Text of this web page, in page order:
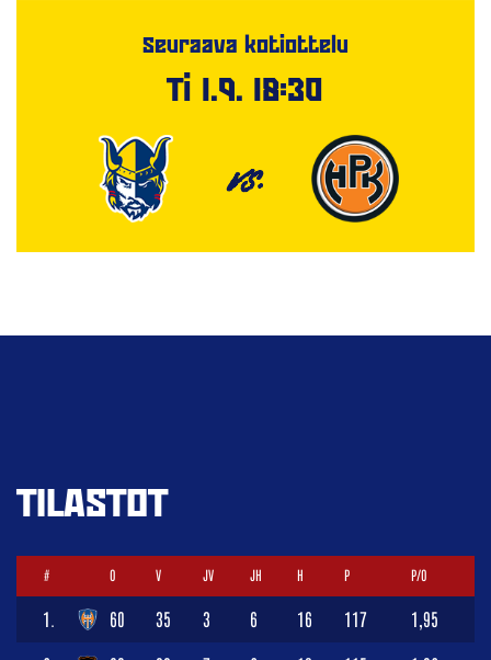
Seuraava kotiottelu
Ti 1.9. 18:30
VS.
TILASTOT
# O V JV JH H P P/O
1. 60 35 3 6 16 117 1,95